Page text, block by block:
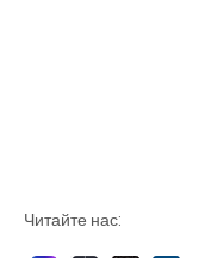
Читайте нас: